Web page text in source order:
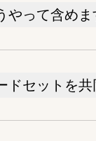
やって含めま
ドセットを